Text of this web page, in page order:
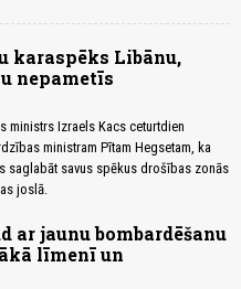
karaspēks Libānu,
nepametīs
ministrs Izraels Kacs ceturtdien
ministram Pītam Hegsetam, ka
saglabāt savus spēkus drošības zonās
joslā.
ar jaunu bombardēšanu
līmenī un